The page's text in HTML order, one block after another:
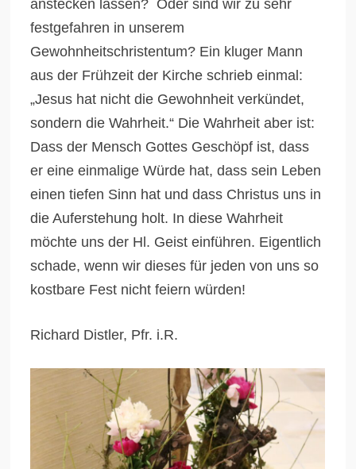
anstecken lassen? Oder sind wir zu sehr
festgefahren in unserem
Gewohnheitschristentum? Ein kluger Mann
aus der Frühzeit der Kirche schrieb einmal:
„Jesus hat nicht die Gewohnheit verkündet,
sondern die Wahrheit.“ Die Wahrheit aber ist:
Dass der Mensch Gottes Geschöpf ist, dass
er eine einmalige Würde hat, dass sein Leben
einen tiefen Sinn hat und dass Christus uns in
die Auferstehung holt. In diese Wahrheit
möchte uns der Hl. Geist einführen. Eigentlich
schade, wenn wir dieses für jeden von uns so
kostbare Fest nicht feiern würden!
Richard Distler, Pfr. i.R.